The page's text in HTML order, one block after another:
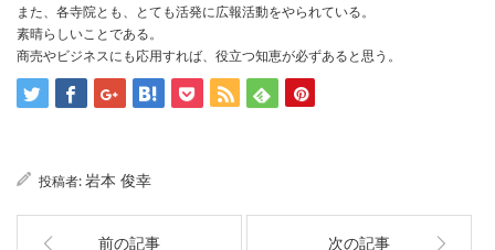
また、各寺院とも、とても活発に広報活動をやられている。
素晴らしいことである。
商売やビジネスにも応用すれば、役立つ知恵が必ずあると思う。
投稿者:岩本 俊幸
前の記事 次の記事